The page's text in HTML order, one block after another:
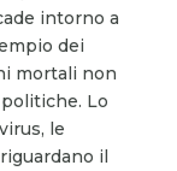
intorno a
dei
mortali non
Lo
le
il